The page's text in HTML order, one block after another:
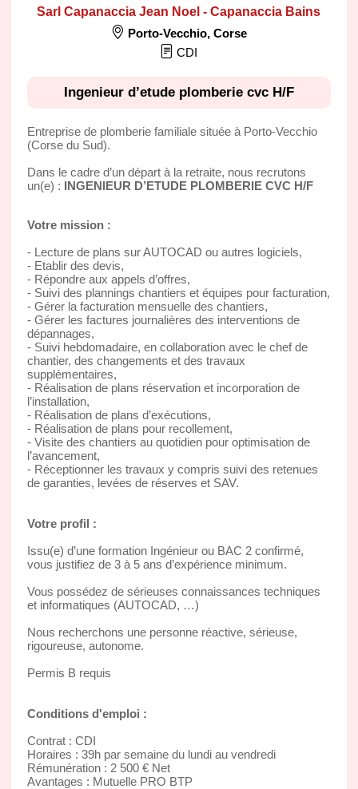
Sarl Capanaccia Jean Noel - Capanaccia Bains
Porto-Vecchio, Corse
CDI
Ingenieur d’etude plomberie cvc H/F
Entreprise de plomberie familiale située à Porto-Vecchio
(Corse du Sud).
Dans le cadre d’un départ à la retraite, nous recrutons
un(e) : INGENIEUR D’ETUDE PLOMBERIE CVC H/F
Votre mission :
- Lecture de plans sur AUTOCAD ou autres logiciels,
- Etablir des devis,
- Répondre aux appels d’offres,
- Suivi des plannings chantiers et équipes pour facturation,
- Gérer la facturation mensuelle des chantiers,
- Gérer les factures journalières des interventions de
dépannages,
- Suivi hebdomadaire, en collaboration avec le chef de
chantier, des changements et des travaux
supplémentaires,
- Réalisation de plans réservation et incorporation de
l’installation,
- Réalisation de plans d’exécutions,
- Réalisation de plans pour recollement,
- Visite des chantiers au quotidien pour optimisation de
l’avancement,
- Réceptionner les travaux y compris suivi des retenues
de garanties, levées de réserves et SAV.
Votre profil :
Issu(e) d’une formation Ingénieur ou BAC 2 confirmé,
vous justifiez de 3 à 5 ans d’expérience minimum.
Vous possédez de sérieuses connaissances techniques
et informatiques (AUTOCAD, …)
Nous recherchons une personne réactive, sérieuse,
rigoureuse, autonome.
Permis B requis
Conditions d'emploi :
Contrat : CDI
Horaires : 39h par semaine du lundi au vendredi
Rémunération : 2 500 € Net
Avantages : Mutuelle PRO BTP